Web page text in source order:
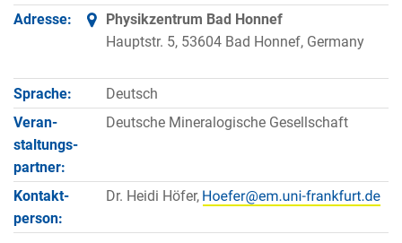
Adresse:
Physikzentrum Bad Honnef
Hauptstr. 5, 53604 Bad Honnef, Germany
Sprache:
Deutsch
Veran­
staltungs­
partner:
Deutsche Mineralogische Gesellschaft
Kontakt­
person:
Dr. Heidi Höfer,